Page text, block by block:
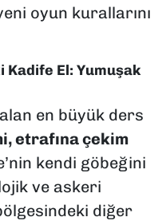
oyun kurallarını
El: Yumuşak
en büyük ders
etrafına çekim
kendi göbeğini
ve askeri
diğer